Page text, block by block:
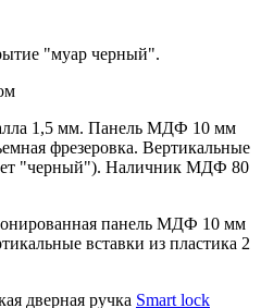
"муар черный".
1,5 мм. Панель МДФ 10 мм
фрезеровка. Вертикальные
"черный"). Наличник МДФ 80
панель МДФ 10 мм
вставки из пластика 2
дверная ручка Smart lock